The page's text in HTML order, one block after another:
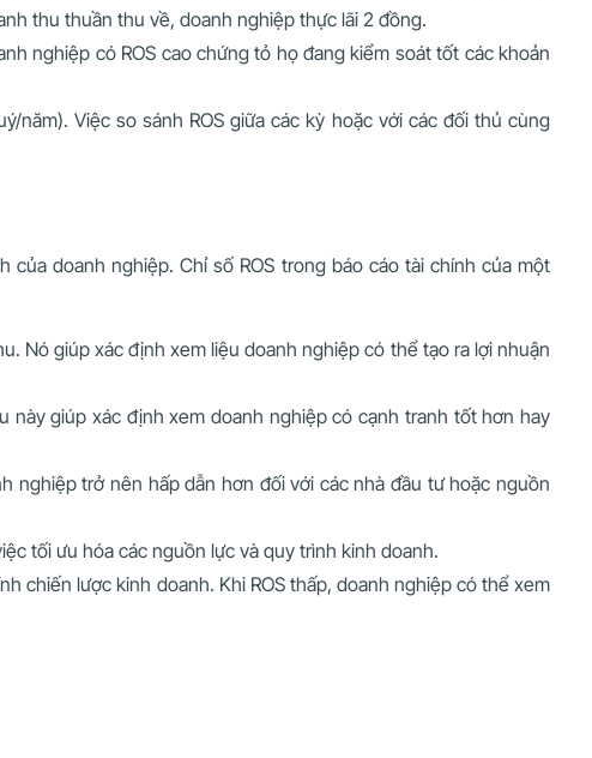
thu thuần thu về, doanh nghiệp thực lãi 2 đồng.
nghiệp có ROS cao chứng tỏ họ đang kiểm soát tốt các khoản
năm). Việc so sánh ROS giữa các kỳ hoặc với các đối thủ cùng
doanh nghiệp. Chỉ số ROS trong báo cáo tài chính của một
Nó giúp xác định xem liệu doanh nghiệp có thể tạo ra lợi nhuận
này giúp xác định xem doanh nghiệp có cạnh tranh tốt hơn hay
nghiệp trở nên hấp dẫn hơn đối với các nhà đầu tư hoặc nguồn
tối ưu hóa các nguồn lực và quy trình kinh doanh.
chiến lược kinh doanh. Khi ROS thấp, doanh nghiệp có thể xem